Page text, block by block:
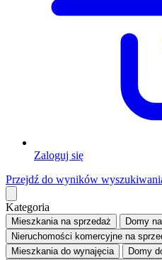
Zaloguj się
Przejdź do wyników
Kategoria
Mieszkaniana sprzedaż Domy
Nieruchomości komercyjne na
Mieszkaniado wynajęcia Domy